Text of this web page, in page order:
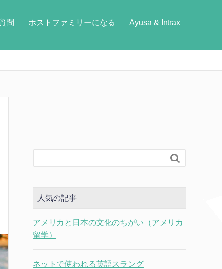
問 ホストファミリーになる Ayusa & Intrax

人気の記事
アメリカと日本の文化のちがい（アメリカ
留学）
ネットで使われる英語スラング